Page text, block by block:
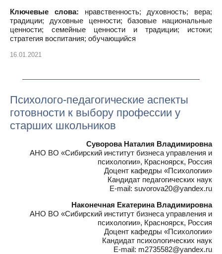
Ключевые слова: нравственность; духовность; вера;
традиции; духовные ценности; базовые национальные
ценности; семейные ценности и традиции; истоки;
стратегия воспитания; обучающийся
16.01.2021
Психолого-педагогические аспекты
готовности к выбору профессии у
старших школьников
Суворова Наталия Владимировна
АНО ВО «Сибирский институт бизнеса управления и
психологии», Красноярск, Россия
Доцент кафедры «Психологии»
Кандидат педагогических наук
E-mail: suvorova20@yandex.ru
Наконечная Екатерина Владимировна
АНО ВО «Сибирский институт бизнеса управления и
психологии», Красноярск, Россия
Доцент кафедры «Психологии»
Кандидат психологических наук
E-mail: m2735582@yandex.ru